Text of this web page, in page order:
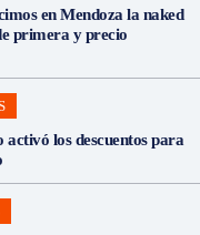
en Mendoza la naked
primera y precio
los descuentos para